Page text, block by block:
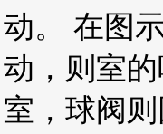
动。 在图
动，则室
室，球阀